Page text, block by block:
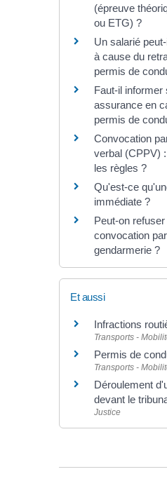
(épreuve
ou ETG) ?
Un salarié
à cause du
permis de
Faut-il informer
assurance en
permis de
Convocation
verbal (CPPV)
les règles ?
Qu'est-ce
immédiate ?
Peut-on refuser
convocation
gendarmerie ?
Et aussi
Infractions
Transports -
Permis de
Transports -
Déroulement
devant le
Justice